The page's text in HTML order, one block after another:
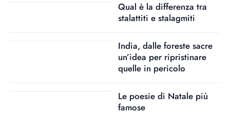
Qual è la differenza tra
stalattiti e stalagmiti
India, dalle foreste sacre
un’idea per ripristinare
quelle in pericolo
Le poesie di Natale più
famose